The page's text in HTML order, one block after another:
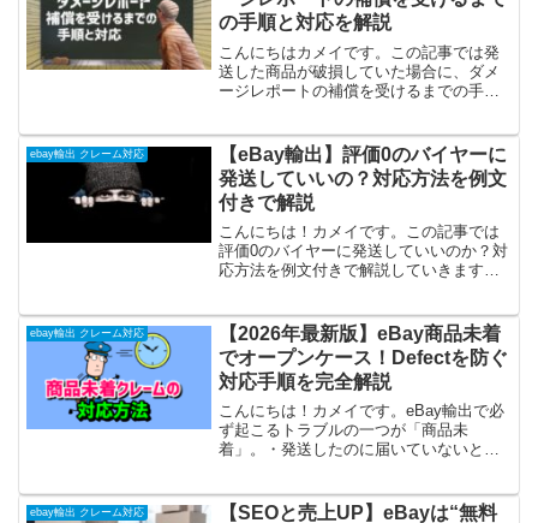
の手順と対応を解説
こんにちはカメイです。この記事では発
送した商品が破損していた場合に、ダメ
ージレポートの補償を受けるまでの手順
ー！」とクレームが入ることがたまにあ
ります。 保険を適用させるに...
ebay輸出 クレーム対応
【eBay輸出】評価0のバイヤーに
発送していいの？対応方法を例文
付きで解説
こんにちは！カメイです。この記事では
評価0のバイヤーに発送していいのか？対
応方法を例文付きで解説していきます。
よう、発送してもいいのかな？」って悩
んでしまうことっ...
ebay輸出 クレーム対応
【2026年最新版】eBay商品未着
でオープンケース！Defectを防ぐ
対応手順を完全解説
こんにちは！カメイです。eBay輸出で必
ず起こるトラブルの一つが「商品未
着」。・発送したのに届いていないと言
ね。でも安心してください。商品未着に
ebay輸出 クレーム対応
【SEOと売上UP】eBayは“無料